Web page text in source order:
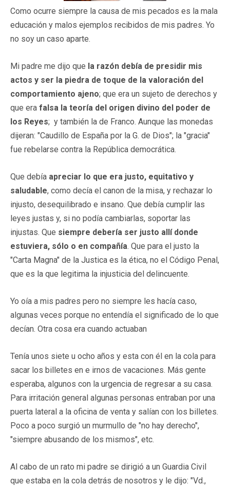
Como ocurre siempre la causa de mis pecados es la mala
educación y malos ejemplos recibidos de mis padres. Yo
no soy un caso aparte.
Mi padre me dijo que la razón debía de presidir mis
actos y ser la piedra de toque de la valoración del
comportamiento ajeno; que era un sujeto de derechos y
que era falsa la teoría del origen divino del poder de
los Reyes; y también la de Franco. Aunque las monedas
dijeran: "Caudillo de España por la G. de Dios"; la "gracia"
fue rebelarse contra la República democrática.
Que debía apreciar lo que era justo, equitativo y
saludable, como decía el canon de la misa, y rechazar lo
injusto, desequilibrado e insano. Que debía cumplir las
leyes justas y, si no podía cambiarlas, soportar las
injustas. Que siempre debería ser justo allí donde
estuviera, sólo o en compañía. Que para el justo la
"Carta Magna" de la Justica es la ética, no el Código Penal,
que es la que legitima la injusticia del delincuente.
Yo oía a mis padres pero no siempre les hacía caso,
algunas veces porque no entendía el significado de lo que
decían. Otra cosa era cuando actuaban
Tenía unos siete u ocho años y esta con él en la cola para
sacar los billetes en e irnos de vacaciones. Más gente
esperaba, algunos con la urgencia de regresar a su casa.
Para irritación general algunas personas entraban por una
puerta lateral a la oficina de venta y salían con los billetes.
Poco a poco surgió un murmullo de "no hay derecho",
"siempre abusando de los mismos", etc.
Al cabo de un rato mi padre se dirigió a un Guardia Civil
que estaba en la cola detrás de nosotros y le dijo: "Vd.,